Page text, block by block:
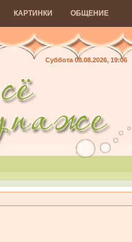
КАРТИНКИ ОБЩЕНИЕ
Суббота 08.08.2026, 19:06